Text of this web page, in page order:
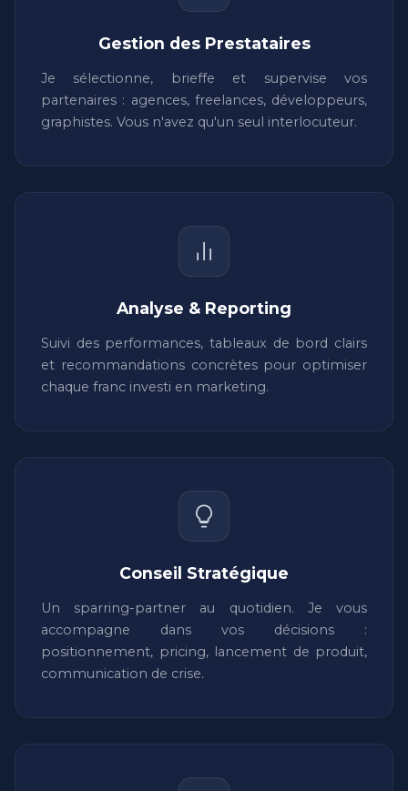
Gestion des Prestataires
Je sélectionne, brieffe et supervise vos
partenaires : agences, freelances, développeurs,
graphistes. Vous n'avez qu'un seul interlocuteur.
Analyse & Reporting
Suivi des performances, tableaux de bord clairs
et recommandations concrètes pour optimiser
chaque franc investi en marketing.
Conseil Stratégique
Un sparring-partner au quotidien. Je vous
accompagne dans vos décisions :
positionnement, pricing, lancement de produit,
communication de crise.